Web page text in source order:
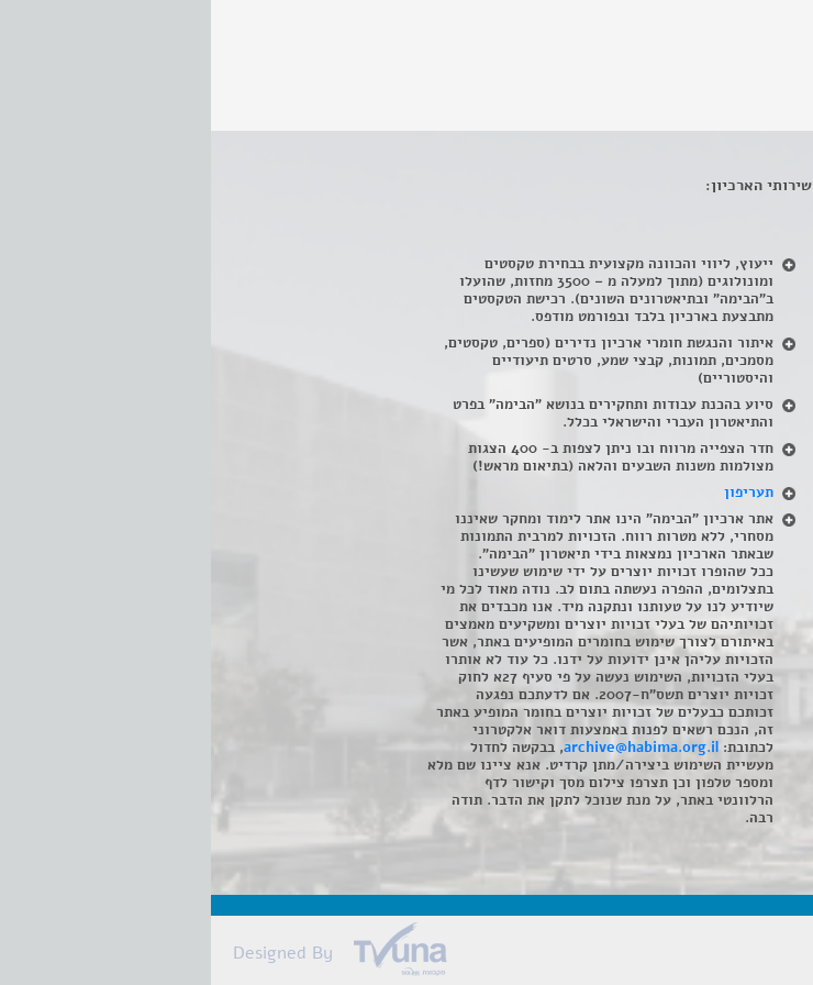
שירותי הארכיון:
ייעוץ, ליווי והכוונה מקצועית בבחירת טקסטים
ומונולוגים (מתוך למעלה מ – 3500 מחזות, שהועלו
ב"הבימה" ובתיאטרונים השונים). רכישת הטקסטים
מתבצעת בארכיון בלבד ובפורמט מודפס.
איתור והנגשת חומרי ארכיון נדירים (ספרים, טקסטים,
מסמכים, תמונות, קבצי שמע, סרטים תיעודיים
והיסטוריים)
סיוע בהכנת עבודות ותחקירים בנושא "הבימה" בפרט
והתיאטרון העברי והישראלי בכלל.
חדר הצפייה מרווח ובו ניתן לצפות ב- 400 הצגות
מצולמות משנות השבעים והלאה (בתיאום מראש!)
תעריפון
אתר ארכיון "הבימה" הינו אתר לימוד ומחקר שאיננו
מסחרי, ללא מטרות רווח. הזכויות למרבית התמונות
שבאתר הארכיון נמצאות בידי תיאטרון "הבימה".
ככל שהופרו זכויות יוצרים על ידי שימוש שעשינו
בתצלומים, ההפרה נעשתה בתום לב. נודה מאוד לכל מי
שיודיע לנו על טעותנו ונתקנה מיד. אנו מכבדים את
זכויותיהם של בעלי זכויות יוצרים ומשקיעים מאמצים
באיתורם לצורך שימוש בחומרים המופיעים באתר, אשר
הזכויות עליהן אינן ידועות על ידנו. כל עוד לא אותרו
בעלי הזכויות, השימוש נעשה על פי סעיף 27א לחוק
זכויות יוצרים תשס"ח-2007. אם לדעתכם נפגעה
זכותכם כבעלים של זכויות יוצרים בחומר המופיע באתר
זה, הנכם רשאים לפנות באמצעות דואר אלקטרוני
לכתובת: archive@habima.org.il, בבקשה לחדול
מעשיית השימוש ביצירה/מתן קרדיט. אנא ציינו שם מלא
ומספר טלפון וכן תצרפו צילום מסך וקישור לדף
הרלוונטי באתר, על מנת שנוכל לתקן את הדבר. תודה
רבה.
Designed By